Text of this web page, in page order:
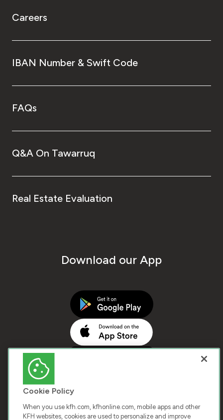
Careers
IBAN Number & Swift Code
FAQs
Q&A On Tawarruq
Real Estate Evaluation
Download our App
Cookie Policy
When you use kfh.com, kfhonline.com, mobile apps and other
KFH websites, cookies are used to personalize and improve